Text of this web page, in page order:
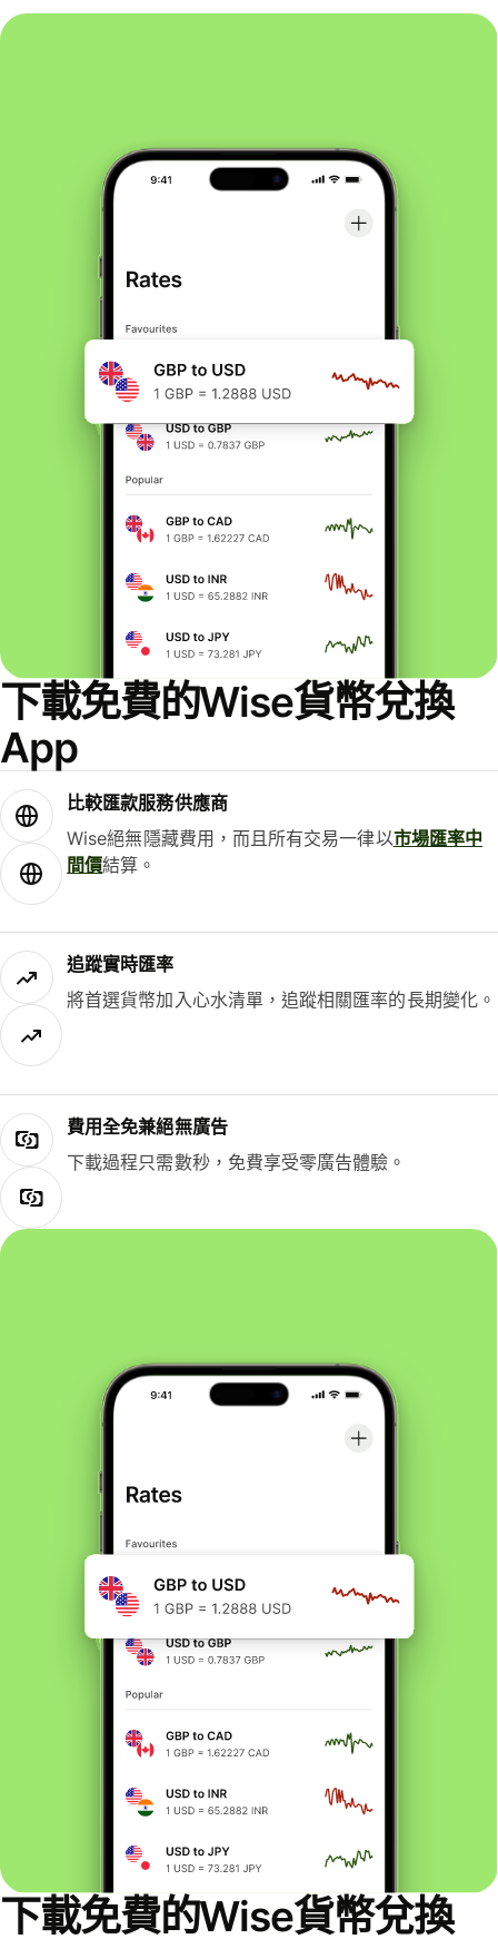
下載免費的Wise貨幣兌換
App
比較匯款服務供應商
Wise絕無隱藏費用，而且所有交易一律以市場匯率中
間價結算。
追蹤實時匯率
將首選貨幣加入心水清單，追蹤相關匯率的長期變化。
費用全免兼絕無廣告
下載過程只需數秒，免費享受零廣告體驗。
下載免費的Wise貨幣兌換